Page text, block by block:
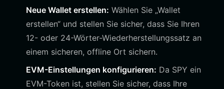
Neue Wallet erstellen: Wählen Sie „Wallet
erstellen“ und stellen Sie sicher, dass Sie Ihren
12- oder 24-Wörter-Wiederherstellungssatz an
einem sicheren, offline Ort sichern.
EVM-Einstellungen konfigurieren: Da SPY ein
EVM-Token ist, stellen Sie sicher, dass Ihre